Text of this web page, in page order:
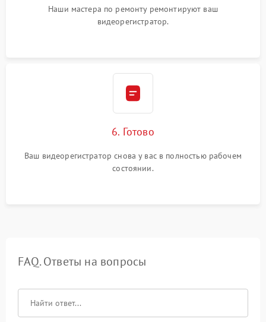
Наши мастера по ремонту ремонтируют ваш
видеорегистратор.
6. Готово
Ваш видеорегистратор снова у вас в полностью рабочем
состоянии.
FAQ. Ответы на вопросы